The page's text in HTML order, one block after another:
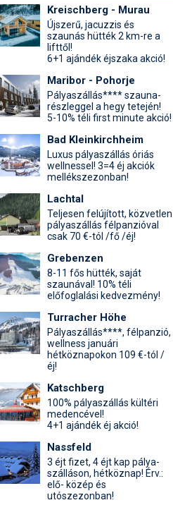
Kreischberg - Murau
Újszerű, jacuzzis és
szaunás hütték 2 km-re a
lifttől!
6+1 ajándék éjszaka akció!
Maribor - Pohorje
Pályaszállás**** szauna-
részleggel a hegy tetején!
5-10% téli first minute akció!
Bad Kleinkirchheim
Luxus pályaszállás óriás
wellnessel! 3=4 éj akciók
mellékszezonban!
Lachtal
Teljesen felújított, közvetlen
pályaszállás félpanzióval
csak 70 €-tól /fő /éj!
Grebenzen
8-11 fős hütték, saját
szaunával! 10% téli
előfoglalási kedvezmény!
Turracher Höhe
Pályaszállás****, félpanzió,
wellness januári
hétköznapokon 109 €-tól /
éj!
Katschberg
100% pályaszállás kültéri
medencével!
4+1 ajándék éj akció!
Nassfeld
3 éjt fizet, 4 éjt kap pálya-
szálláson, hétköznap! Érv.:
elő- közép és
utószezonban!